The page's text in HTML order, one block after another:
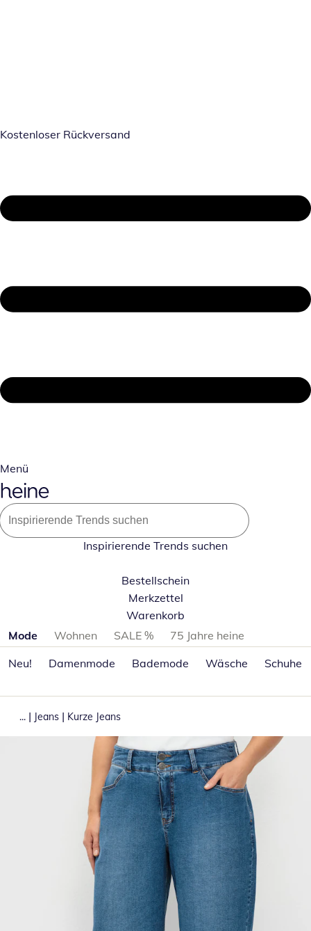
Kostenloser Rückversand
Menü
Inspirierende Trends suchen
Bestellschein
Merkzettel
Warenkorb
Produktkategorien überspringen
Mode Wohnen SALE %
75 Jahre heine
Neu!
Damenmode Bademode Wäsche Schuhe
... | Jeans | Kurze Jeans